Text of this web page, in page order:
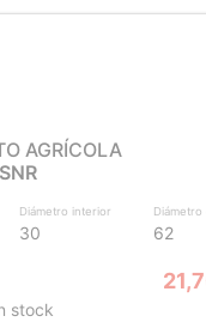
AGRÍCOLA
Diámetro interior
30 62
stock